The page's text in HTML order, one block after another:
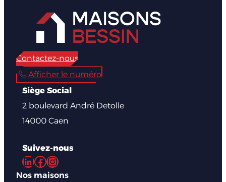
Contactez-nous
Afficher le numéro
Siège Social
2 boulevard André Detolle
14000 Caen
Suivez-nous
LinkedIn Facebook Instagram
Nos maisons